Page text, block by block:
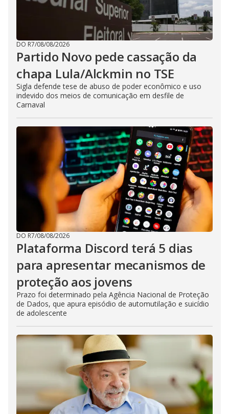
DO R7/08/08/2026
Partido Novo pede cassação da
chapa Lula/Alckmin no TSE
Sigla defende tese de abuso de poder econômico e uso
indevido dos meios de comunicação em desfile de
Carnaval
DO R7/08/08/2026
Plataforma Discord terá 5 dias
para apresentar mecanismos de
proteção aos jovens
Prazo foi determinado pela Agência Nacional de Proteção
de Dados, que apura episódio de automutilação e suicídio
de adolescente